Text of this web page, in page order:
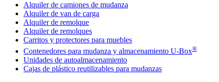
Alquiler de camiones de mudanza
Alquiler de van de carga
Alquiler de remolque
Alquiler de remolques
Carritos y protectores para muebles
Contenedores para mudanza y almacenamiento U-Box®
Unidades de autoalmacenamiento
Cajas de plástico reutilizables para mudanzas